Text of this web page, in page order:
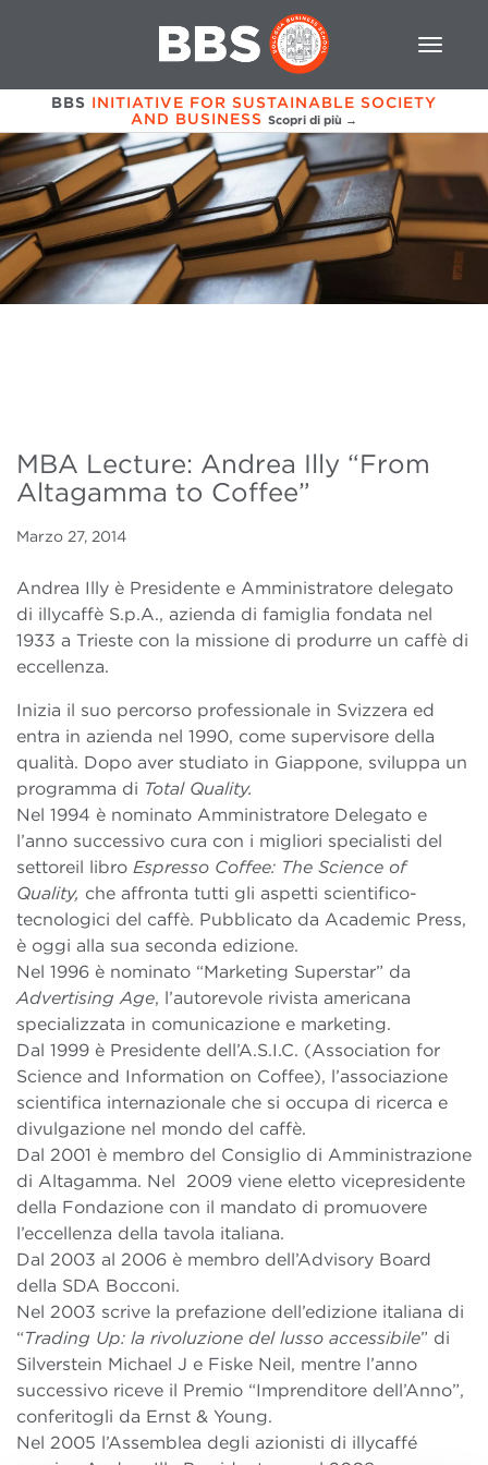
BBS INITIATIVE FOR SUSTAINABLE SOCIETY
AND BUSINESS Scopri di più →
MBA Lecture: Andrea Illy “From
Altagamma to Coffee”
Marzo 27, 2014
Andrea Illy è Presidente e Amministratore delegato
di illycaffè S.p.A., azienda di famiglia fondata nel
1933 a Trieste con la missione di produrre un caffè di
eccellenza.
Inizia il suo percorso professionale in Svizzera ed
entra in azienda nel 1990, come supervisore della
qualità. Dopo aver studiato in Giappone, sviluppa un
programma di Total Quality.
Nel 1994 è nominato Amministratore Delegato e
l’anno successivo cura con i migliori specialisti del
settoreil libro Espresso Coffee: The Science of
Quality, che affronta tutti gli aspetti scientifico-
tecnologici del caffè. Pubblicato da Academic Press,
è oggi alla sua seconda edizione.
Nel 1996 è nominato “Marketing Superstar” da
Advertising Age, l’autorevole rivista americana
specializzata in comunicazione e marketing.
Dal 1999 è Presidente dell’A.S.I.C. (Association for
Science and Information on Coffee), l’associazione
scientifica internazionale che si occupa di ricerca e
divulgazione nel mondo del caffè.
Dal 2001 è membro del Consiglio di Amministrazione
di Altagamma. Nel 2009 viene eletto vicepresidente
della Fondazione con il mandato di promuovere
l’eccellenza della tavola italiana.
Dal 2003 al 2006 è membro dell’Advisory Board
della SDA Bocconi.
Nel 2003 scrive la prefazione dell’edizione italiana di
“Trading Up: la rivoluzione del lusso accessibile” di
Silverstein Michael J e Fiske Neil, mentre l’anno
successivo riceve il Premio “Imprenditore dell’Anno”,
conferitogli da Ernst & Young.
Nel 2005 l’Assemblea degli azionisti di illycaffé